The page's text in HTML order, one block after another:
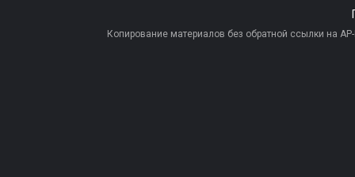
Копирование материалов без обратной ссылки на